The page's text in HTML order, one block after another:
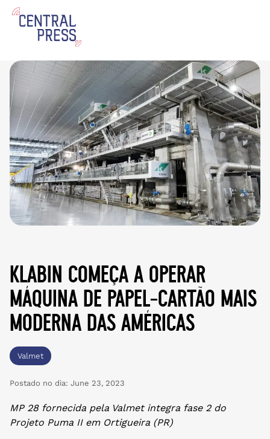
klabin começa a operar
máquina de papel-cartão mais
moderna das américas
Valmet
Postado no dia: June 23, 2023
MP 28 fornecida pela Valmet integra fase 2 do
Projeto Puma II em Ortigueira (PR)